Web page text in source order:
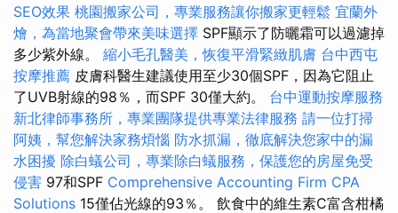
SEO效果 桃園搬家公司，專業服務讓你搬家更輕鬆 宜蘭外
燴，為當地聚會帶來美味選擇 SPF顯示了防曬霜可以過濾掉
多少紫外線。 縮小毛孔醫美，恢復平滑緊緻肌膚 台中西屯
按摩推薦 皮膚科醫生建議使用至少30個SPF，因為它阻止
了UVB射線的98％，而SPF 30僅大約。 台中運動按摩服務
新北律師事務所，專業團隊提供專業法律服務 請一位打掃
阿姨，幫您解決家務煩惱 防水抓漏，徹底解決您家中的漏
水困擾 除白蟻公司，專業除白蟻服務，保護您的房屋免受
侵害 97和SPF Comprehensive Accounting Firm CPA
Solutions 15僅佔光線的93％。 飲食中的維生素C富含柑橘